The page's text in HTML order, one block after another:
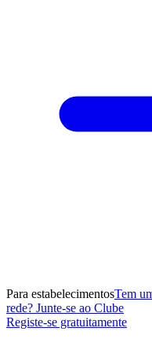
Para estabelecimentosTem
rede? Junte-se ao Clube
Registe-se gratuitamente